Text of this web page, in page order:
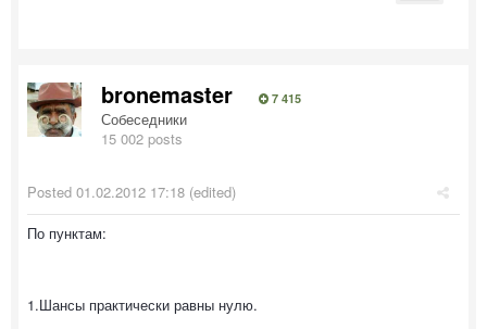
bronemaster 7 415
Собеседники
15 002 posts
Posted 01.02.2012 17:18 (edited)
По пунктам:
1.Шансы практически равны нулю.